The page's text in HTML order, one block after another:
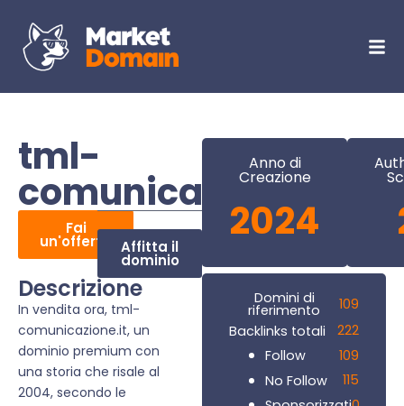
tml-
comunicazione.it
Fai
un'offerta Affitta il
dominio
Descrizione
In vendita ora, tml-
comunicazione.it, un
dominio premium con
una storia che risale al
2004, secondo le
Anno di
Creazione
2024
Domini di
riferimento
109
Backlinks totali
222
Follow
109
No Follow
115